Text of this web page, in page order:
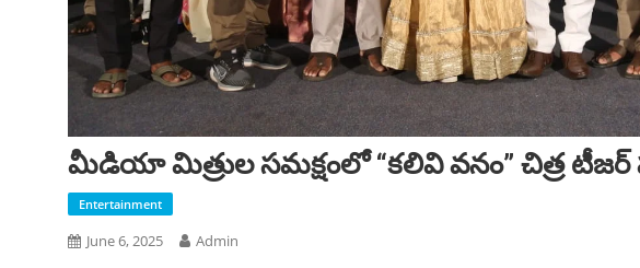
మీడియా మిత్రుల సమక్షంలో “కలివి వనం” చిత్ర
Entertainment
June 6, 2025 Admin